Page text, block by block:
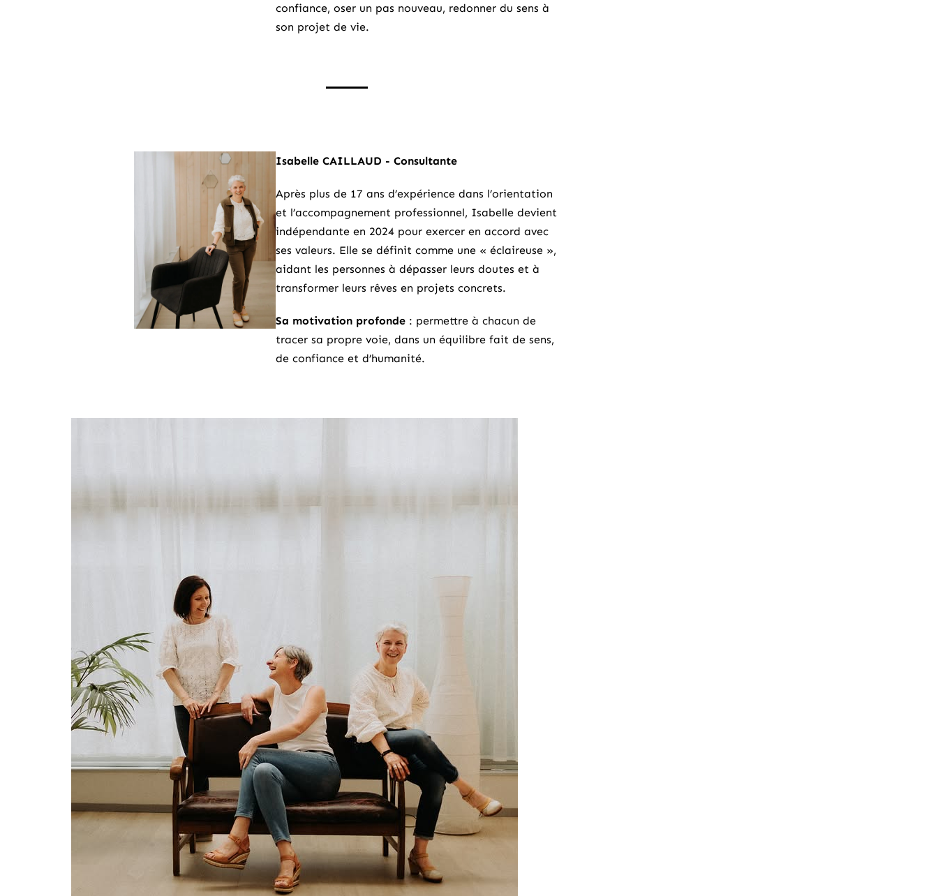
confiance, oser un pas nouveau, redonner du sens à
son projet de vie.
Isabelle CAILLAUD - Consultante
Après plus de 17 ans d’expérience dans l’orientation
et l’accompagnement professionnel, Isabelle devient
indépendante en 2024 pour exercer en accord avec
ses valeurs. Elle se définit comme une « éclaireuse »,
aidant les personnes à dépasser leurs doutes et à
transformer leurs rêves en projets concrets.
Sa motivation profonde: permettre à chacun de
tracer sa propre voie, dans un équilibre fait de sens,
de confiance et d’humanité.